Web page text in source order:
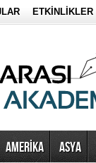
ETKİNLİKLER
AMERİKA ASYA